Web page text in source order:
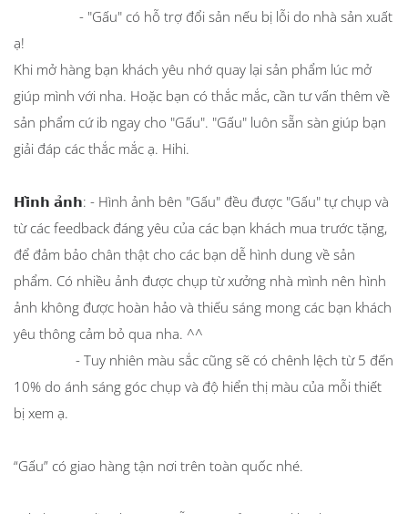
- "Gấu" có hỗ trợ đổi sản nếu bị lỗi do nhà sản xuất
ạ!
Khi mở hàng bạn khách yêu nhớ quay lại sản phẩm lúc mở
giúp mình với nha. Hoặc bạn có thắc mắc, cần tư vấn thêm về
sản phẩm cứ ib ngay cho "Gấu". "Gấu" luôn sẵn sàn giúp bạn
giải đáp các thắc mắc ạ. Hihi.
𝗛𝗶̀𝗻𝗵 𝗮̉𝗻𝗵: - Hình ảnh bên "Gấu" đều được "Gấu" tự chụp và
từ các feedback đáng yêu của các bạn khách mua trước tặng,
để đảm bảo chân thật cho các bạn dễ hình dung về sản
phẩm. Có nhiều ảnh được chụp từ xưởng nhà mình nên hình
ảnh không được hoàn hảo và thiếu sáng mong các bạn khách
yêu thông cảm bỏ qua nha. ^^
- Tuy nhiên màu sắc cũng sẽ có chênh lệch từ 5 đến
10% do ánh sáng góc chụp và độ hiển thị màu của mỗi thiết
bị xem ạ.
“Gấu” có giao hàng tận nơi trên toàn quốc nhé.